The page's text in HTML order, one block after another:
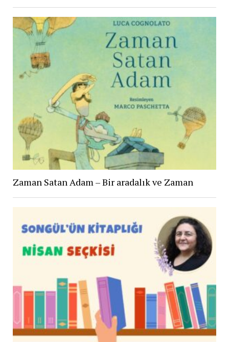
Zaman Satan Adam – Bir aradalık ve Zaman